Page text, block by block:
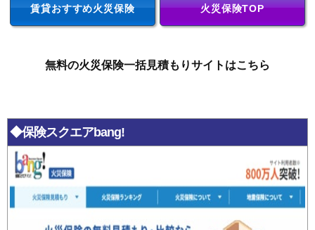
賃貸おすすめ火災保険 火災保険TOP
無料の火災保険一括見積もりサイトはこちら
◆保険スクエアbang!